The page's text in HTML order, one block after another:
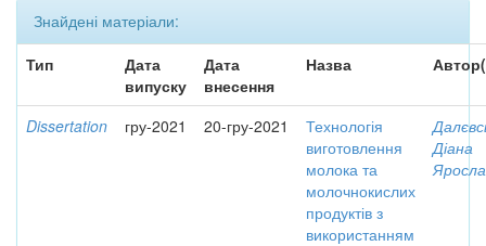
Знайдені матеріали:
Тип
Дата
випуску
Дата
внесення
Назва
Dissertation гру-2021 20-гру-2021
Технологія
виготовлення
молока та
молочнокислих
продуктів з
використанням
Діана